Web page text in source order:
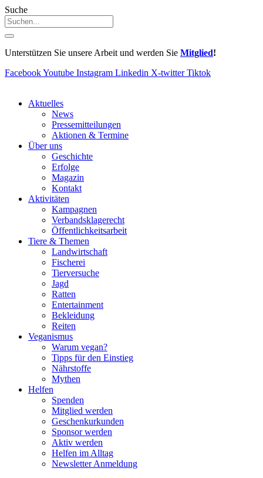
Suche
Unterstützen Sie unsere Arbeit und werden Sie Mitglied!
FacebookYoutube Instagram Linkedin X-twitter Tiktok
Aktuelles
News
Pressemitteilungen
Aktionen & Termine
Über uns
Geschichte
Erfolge
Magazin
Kontakt
Aktivitäten
Kampagnen
Verbandsklagerecht
Öffentlichkeitsarbeit
Tiere & Themen
Landwirtschaft
Fischerei
Tierversuche
Jagd
Ratten
Entertainment
Bekleidung
Reiten
Veganismus
Warum vegan?
Tipps für den Einstieg
Nährstoffe
Mythen
Helfen
Spenden
Mitglied werden
Geschenkurkunden
Sponsor werden
Aktiv werden
Helfen im Alltag
Newsletter Anmeldung